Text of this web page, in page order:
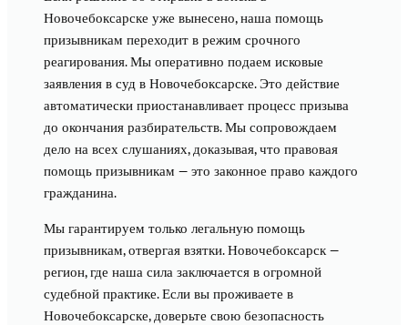
Новочебоксарске уже вынесено, наша помощь
призывникам переходит в режим срочного
реагирования. Мы оперативно подаем исковые
заявления в суд в Новочебоксарске. Это действие
автоматически приостанавливает процесс призыва
до окончания разбирательств. Мы сопровождаем
дело на всех слушаниях, доказывая, что правовая
помощь призывникам — это законное право каждого
гражданина.
Мы гарантируем только легальную помощь
призывникам, отвергая взятки. Новочебоксарск —
регион, где наша сила заключается в огромной
судебной практике. Если вы проживаете в
Новочебоксарске, доверьте свою безопасность